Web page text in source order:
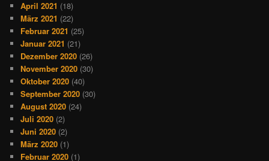
April 2021 (18)
März 2021 (22)
Februar 2021 (25)
Januar 2021 (21)
Dezember 2020 (26)
November 2020 (30)
Oktober 2020 (40)
September 2020 (30)
August 2020 (24)
Juli 2020 (2)
Juni 2020 (2)
März 2020 (1)
Februar 2020 (1)